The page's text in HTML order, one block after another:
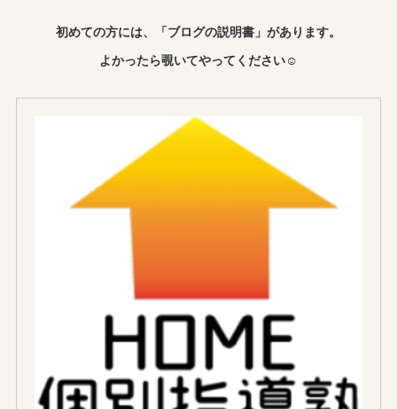
初めての方には、「ブログの説明書」があります。
よかったら覗いてやってください☺︎